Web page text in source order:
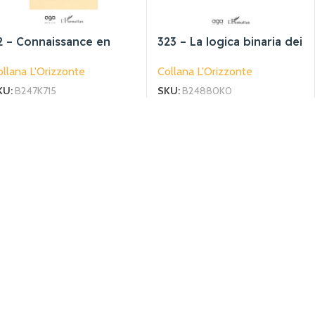
– Connaissance en
L'Orizzonte
B247K715
323 – La logica binaria dei
Collana L'Orizzonte
SKU: B24880K0